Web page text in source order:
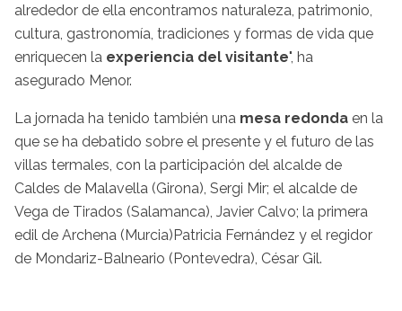
alrededor de ella encontramos naturaleza, patrimonio,
cultura, gastronomía, tradiciones y formas de vida que
enriquecen la experiencia del visitante", ha
asegurado Menor.
La jornada ha tenido también una mesa redonda en la
que se ha debatido sobre el presente y el futuro de las
villas termales, con la participación del alcalde de
Caldes de Malavella (Girona), Sergi Mir; el alcalde de
Vega de Tirados (Salamanca), Javier Calvo; la primera
edil de Archena (Murcia)Patricia Fernández y el regidor
de Mondariz-Balneario (Pontevedra), César Gil.